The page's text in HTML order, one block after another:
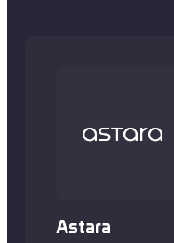
Astara